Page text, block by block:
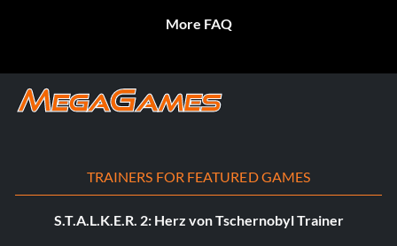
More FAQ
TRAINERS FOR FEATURED GAMES
S.T.A.L.K.E.R. 2: Herz von Tschernobyl Trainer